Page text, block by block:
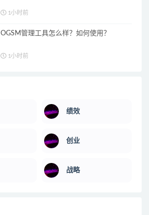
1小时前
OGSM管理工具怎么样？如何使用？
1小时前
绩效
创业
战略